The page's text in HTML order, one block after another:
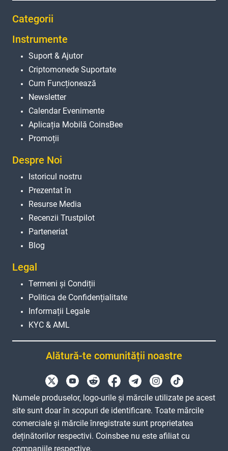
Categorii
Instrumente
Suport & Ajutor
Criptomonede Suportate
Cum Funcționează
Newsletter
Calendar Evenimente
Aplicația Mobilă CoinsBee
Promoții
Despre Noi
Istoricul nostru
Prezentat în
Resurse Media
Recenzii Trustpilot
Parteneriat
Blog
Legal
Termeni și Condiții
Politica de Confidențialitate
Informații Legale
KYC & AML
Alătură-te comunității noastre
Numele produselor, logo-urile și mărcile utilizate pe acest
site sunt doar în scopuri de identificare. Toate mărcile
comerciale și mărcile înregistrate sunt proprietatea
deținătorilor respectivi. Coinsbee nu este afiliat cu
companiile respective.